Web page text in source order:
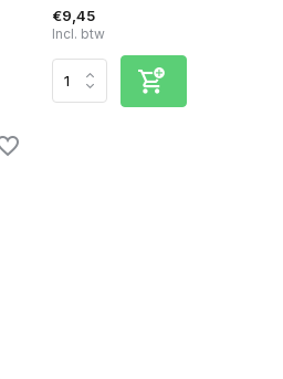
€9,45
Incl. btw